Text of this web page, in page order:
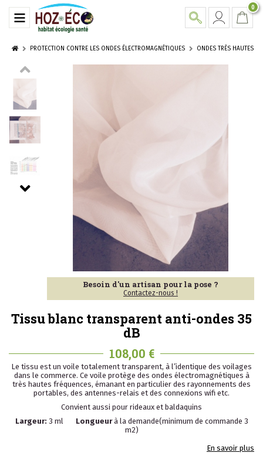
0
PROTECTION CONTRE LES ONDES ÉLECTROMAGNÉTIQUES ONDES TRÈS HAUTES
Besoin d'un artisan pour la pose ?
Contactez-nous !
Tissu blanc transparent anti-ondes 35
dB
108,00 €
Le tissu est un voile totalement transparent, à l’identique des voilages
dans le commerce. Ce voile protège des ondes électromagnétiques à
très hautes fréquences, émanant en particulier des rayonnements des
portables, des antennes-relais et des connexions wifi etc.
Convient aussi pour rideaux et baldaquins
Largeur: 3 ml Longueurà la demande(minimum de commande 3
m2)
En savoir plus